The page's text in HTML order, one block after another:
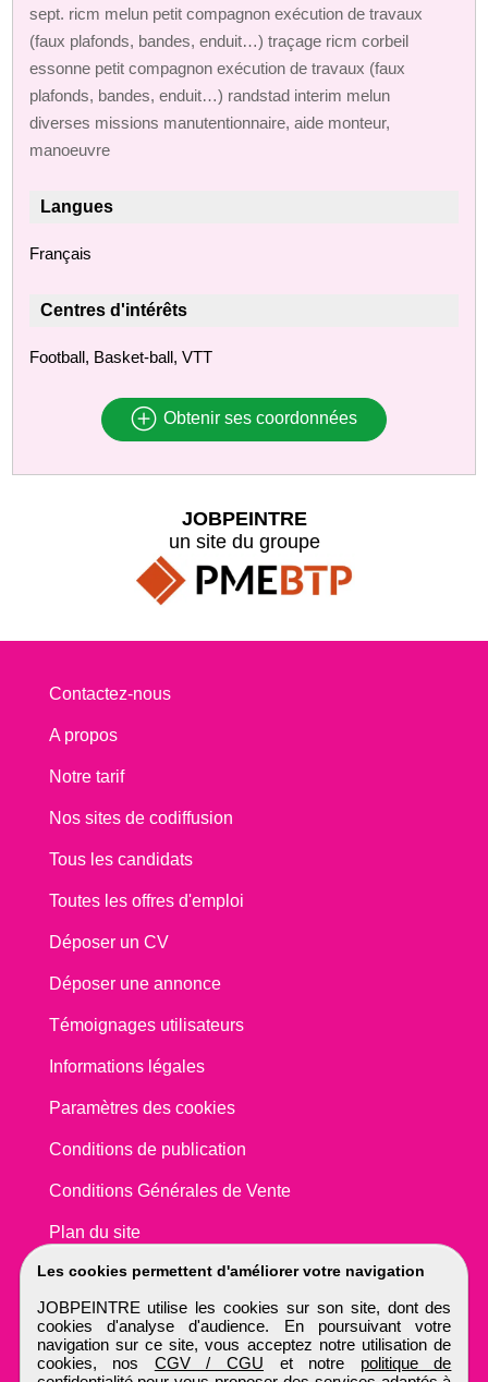
sept. ricm melun petit compagnon exécution de travaux
(faux plafonds, bandes, enduit…) traçage ricm corbeil
essonne petit compagnon exécution de travaux (faux
plafonds, bandes, enduit…) randstad interim melun
diverses missions manutentionnaire, aide monteur,
manoeuvre
Langues
Français
Centres d'intérêts
Football, Basket-ball, VTT
Obtenir ses coordonnées
Les cookies permettent d'améliorer votre navigation
JOBPEINTRE utilise les cookies sur son site, dont des
cookies d'analyse d'audience. En poursuivant votre
navigation sur ce site, vous acceptez notre utilisation de
cookies, nos CGV / CGU et notre politique de
JOBPEINTRE
un site du groupe
Contactez-nous
A propos
Notre tarif
Nos sites de codiffusion
Tous les candidats
Toutes les offres d'emploi
Déposer un CV
Déposer une annonce
Témoignages utilisateurs
Informations légales
Paramètres des cookies
Conditions de publication
Conditions Générales de Vente
Plan du site